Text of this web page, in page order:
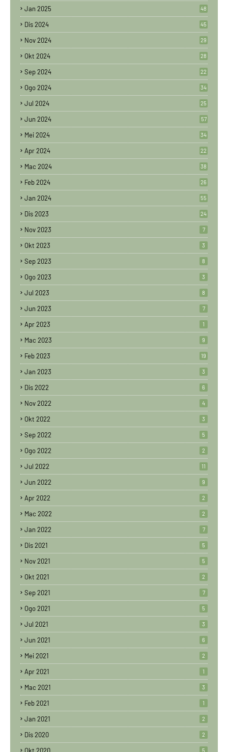
Jan 2025 48
Dis 2024 45
Nov 2024 29
Okt 2024 28
Sep 2024 22
Ogo 2024 34
Jul 2024 25
Jun 2024 57
Mei 2024 34
Apr 2024 22
Mac 2024 38
Feb 2024 26
Jan 2024 55
Dis 2023 24
Nov 2023 7
Okt 2023 3
Sep 2023 8
Ogo 2023 3
Jul 2023 8
Jun 2023 7
Apr 2023 1
Mac 2023 9
Feb 2023 19
Jan 2023 3
Dis 2022 6
Nov 2022 4
Okt 2022 3
Sep 2022 5
Ogo 2022 2
Jul 2022 11
Jun 2022 9
Apr 2022 2
Mac 2022 2
Jan 2022 7
Dis 2021 5
Nov 2021 5
Okt 2021 2
Sep 2021 7
Ogo 2021 5
Jul 2021 3
Jun 2021 6
Mei 2021 2
Apr 2021 1
Mac 2021 3
Feb 2021 1
Jan 2021 2
Dis 2020 2
5